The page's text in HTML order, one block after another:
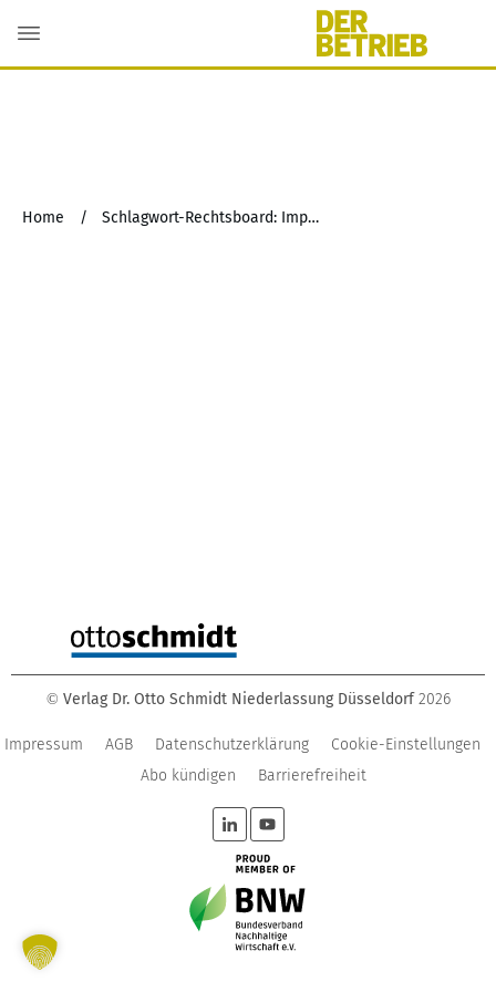
Home / Schlagwort-Rechtsboard: Impfstatus
© Verlag Dr. Otto Schmidt Niederlassung Düsseldorf 2026
Impressum AGB Datenschutzerklärung
Cookie-Einstellungen
Abo kündigen
Barrierefreiheit